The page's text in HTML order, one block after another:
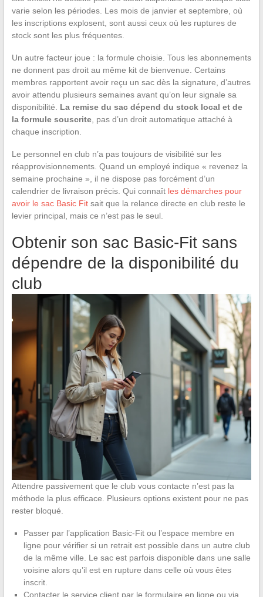
varie selon les périodes. Les mois de janvier et septembre, où
les inscriptions explosent, sont aussi ceux où les ruptures de
stock sont les plus fréquentes.
Un autre facteur joue : la formule choisie. Tous les abonnements
ne donnent pas droit au même kit de bienvenue. Certains
membres rapportent avoir reçu un sac dès la signature, d’autres
avoir attendu plusieurs semaines avant qu’on leur signale sa
disponibilité. La remise du sac dépend du stock local et de
la formule souscrite, pas d’un droit automatique attaché à
chaque inscription.
Le personnel en club n’a pas toujours de visibilité sur les
réapprovisionnements. Quand un employé indique « revenez la
semaine prochaine », il ne dispose pas forcément d’un
calendrier de livraison précis. Qui connaît les démarches pour
avoir le sac Basic Fitsait que la relance directe en club reste le
levier principal, mais ce n’est pas le seul.
Obtenir son sac Basic-Fit sans
dépendre de la disponibilité du
club
Attendre passivement que le club vous contacte n’est pas la
méthode la plus efficace. Plusieurs options existent pour ne pas
rester bloqué.
Passer par l’application Basic-Fit ou l’espace membre en
ligne pour vérifier si un retrait est possible dans un autre club
de la même ville. Le sac est parfois disponible dans une salle
voisine alors qu’il est en rupture dans celle où vous êtes
inscrit.
Contacter le service client par le formulaire en ligne ou via